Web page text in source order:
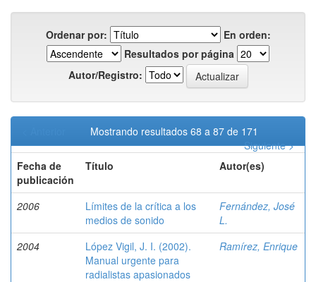
Ordenar por:
En orden:
Resultados por página
Autor/Registro:
Mostrando resultados 68 a 87 de 171
Siguiente >
Fecha de
publicación
Título Autor(es)
2006
Límites de la crítica a los
medios de sonido
Fernández, José
L.
2004
López Vigil, J. I. (2002).
Manual urgente para
radialistas apasionados
Ramírez, Enrique